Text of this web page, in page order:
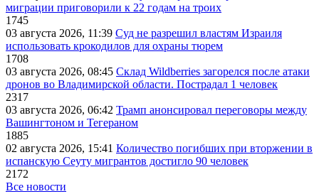
миграции приговорили к 22 годам на троих
1745
03 августа 2026, 11:39 Суд не разрешил властям Израиля
использовать крокодилов для охраны тюрем
1708
03 августа 2026, 08:45 Склад Wildberries загорелся после атаки
дронов во Владимирской области. Пострадал 1 человек
2317
03 августа 2026, 06:42 Трамп анонсировал переговоры между
Вашингтоном и Тегераном
1885
02 августа 2026, 15:41 Количество погибших при вторжении в
испанскую Сеуту мигрантов достигло 90 человек
2172
Все новости